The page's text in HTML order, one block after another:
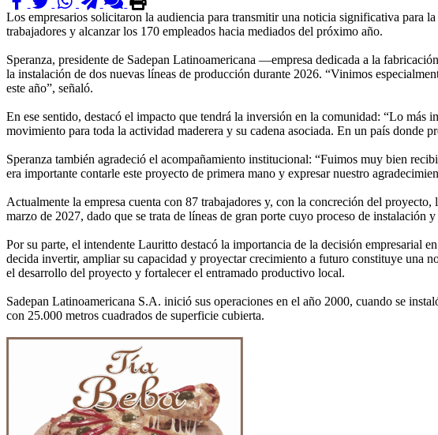
Los empresarios solicitaron la audiencia para transmitir una noticia significativa para
trabajadores y alcanzar los 170 empleados hacia mediados del próximo año.
Speranza, presidente de Sadepan Latinoamericana —empresa dedicada a la
la instalación de dos nuevas líneas de producción durante 2026. “Vinimos
este año”, señaló.
En ese sentido, destacó el impacto que tendrá la inversión en la comunidad: “Lo
movimiento para toda la actividad maderera y su cadena asociada. En un país donde
Speranza también agradeció el acompañamiento institucional: “Fuimos muy bien
era importante contarle este proyecto de primera mano y expresar nuestro
Actualmente la empresa cuenta con 87 trabajadores y, con la concreción del
marzo de 2027, dado que se trata de líneas de gran porte cuyo proceso de instalación
Por su parte, el intendente Lauritto destacó la importancia de la decisión empresarial
decida invertir, ampliar su capacidad y proyectar crecimiento a futuro constituye una
el desarrollo del proyecto y fortalecer el entramado productivo local.
Sadepan Latinoamericana S.A. inició sus operaciones en el año 2000, cuando se
con 25.000 metros cuadrados de superficie cubierta.